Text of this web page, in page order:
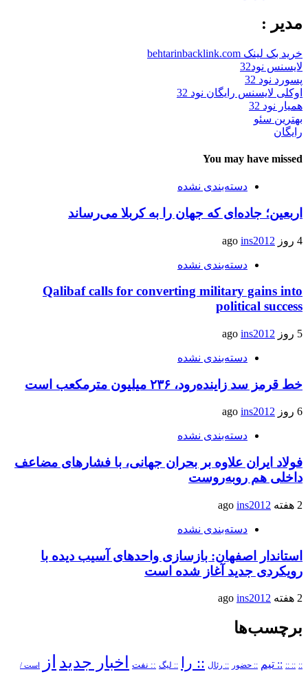
مدیر :
خرید بک لینک behtarinbacklink.com
لایسنس نود32
پسورد نود 32
اوکلی لایسنس رایگان نود 32
همیار نود 32
بهترین سئو
رایگان
You may have missed
دسته‌بندی نشده
اربعین؛ جاده‌ای که جهان را به کربلا می‌رساند
4 روز ago ins2012
دسته‌بندی نشده
Qalibaf calls for converting military gains into
political success
5 روز ago ins2012
دسته‌بندی نشده
خط قرمز سد زاینده‌رود، ۲۳۶ میلیون مترمکعب است
6 روز ago ins2012
دسته‌بندی نشده
فولاد ایران علاوه بر بحران جهانی، با فشارهای مضاعف
داخلی هم روبه‌روست
2 هفته ago ins2012
دسته‌بندی نشده
استاندار اصفهان: بازسازی واحدهای آسیب دیده با
رویکردی جدید آغاز شده است
2 هفته ago ins2012
برچسب‌ها
::
:: :: :: تیم :: حضور :: رئال :: را :: لیگ :: نفت اخبار جدید از است /